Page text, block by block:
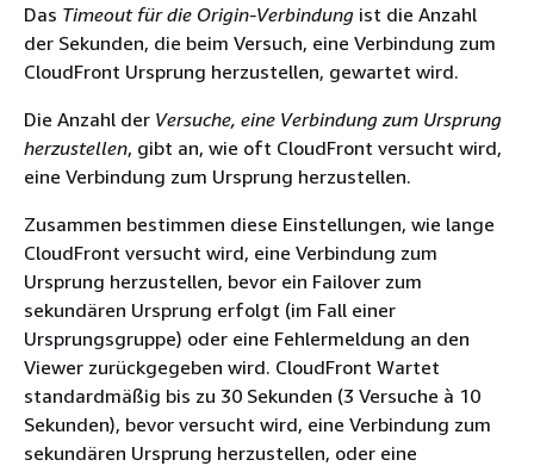
Das Timeout für die Origin-Verbindung ist die Anzahl
der Sekunden, die beim Versuch, eine Verbindung zum
CloudFront Ursprung herzustellen, gewartet wird.
Die Anzahl der Versuche, eine Verbindung zum Ursprung
herzustellen, gibt an, wie oft CloudFront versucht wird,
eine Verbindung zum Ursprung herzustellen.
Zusammen bestimmen diese Einstellungen, wie lange
CloudFront versucht wird, eine Verbindung zum
Ursprung herzustellen, bevor ein Failover zum
sekundären Ursprung erfolgt (im Fall einer
Ursprungsgruppe) oder eine Fehlermeldung an den
Viewer zurückgegeben wird. CloudFront Wartet
standardmäßig bis zu 30 Sekunden (3 Versuche à 10
Sekunden), bevor versucht wird, eine Verbindung zum
sekundären Ursprung herzustellen, oder eine